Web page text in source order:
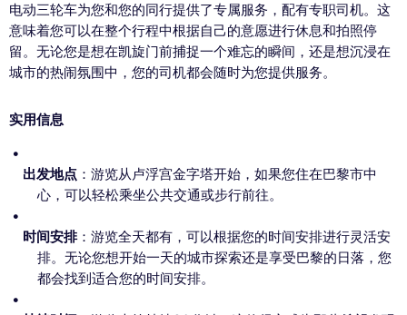
电动三轮车为您和您的同行提供了专属服务，配有专职司机。这
意味着您可以在整个行程中根据自己的意愿进行休息和拍照停
留。无论您是想在凯旋门前捕捉一个难忘的瞬间，还是想沉浸在
城市的热闹氛围中，您的司机都会随时为您提供服务。
实用信息
出发地点 ：游览从卢浮宫金字塔开始，如果您住在巴黎市中
心，可以轻松乘坐公共交通或步行前往。
时间安排：游览全天都有，可以根据您的时间安排进行灵活安
排。无论您想开始一天的城市探索还是享受巴黎的日落，您
都会找到适合您的时间安排。